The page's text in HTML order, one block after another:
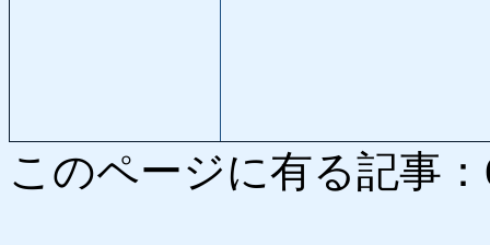
このページに有る記事